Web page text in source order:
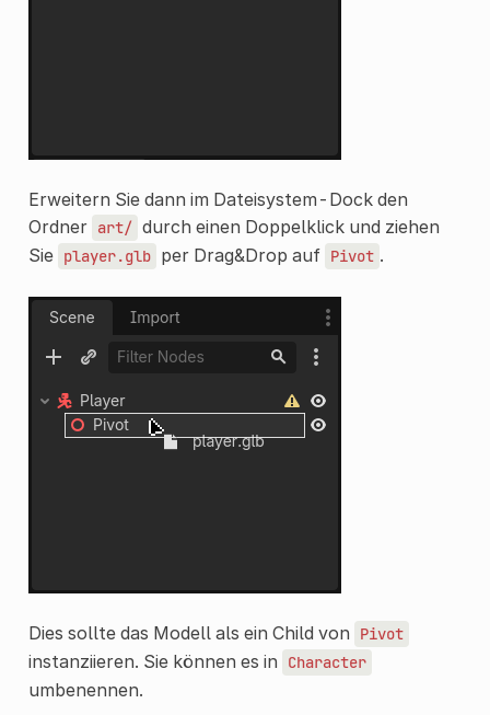
Erweitern Sie dann im Dateisystem-Dock den
Ordner art/ durch einen Doppelklick und ziehen
Sie player.glb per Drag&Drop auf Pivot .
Dies sollte das Modell als ein Child von Pivot
instanziieren. Sie können es in Character
umbenennen.